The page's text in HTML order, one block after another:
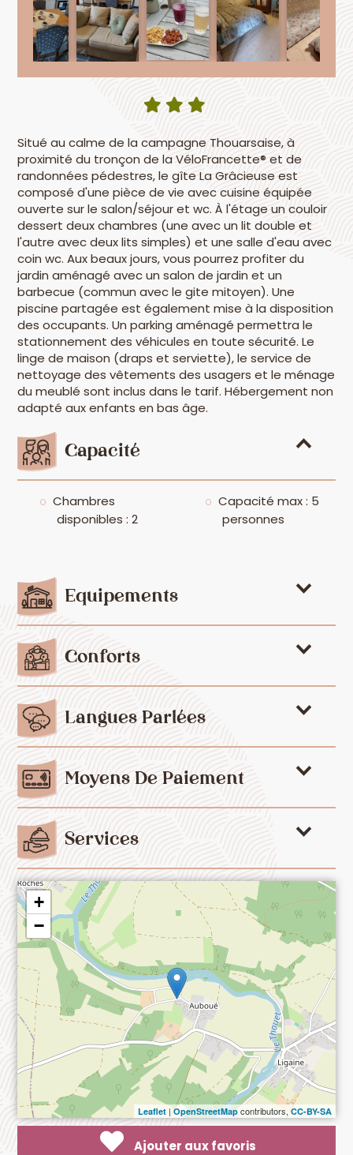
Situé au calme de la campagne Thouarsaise, à
proximité du tronçon de la VéloFrancette® et de
randonnées pédestres, le gîte La Grâcieuse est
composé d'une pièce de vie avec cuisine équipée
ouverte sur le salon/séjour et wc. À l'étage un couloir
dessert deux chambres (une avec un lit double et
l'autre avec deux lits simples) et une salle d'eau avec
coin wc. Aux beaux jours, vous pourrez profiter du
jardin aménagé avec un salon de jardin et un
barbecue (commun avec le gite mitoyen). Une
piscine partagée est également mise à la disposition
des occupants. Un parking aménagé permettra le
stationnement des véhicules en toute sécurité. Le
linge de maison (draps et serviette), le service de
nettoyage des vêtements des usagers et le ménage
du meublé sont inclus dans le tarif. Hébergement non
adapté aux enfants en bas âge.
Capacité
Chambres
disponibles : 2
Capacité max : 5
personnes
Equipements
Conforts
Langues Parlées
Moyens De Paiement
Services
+
−
Leaflet |OpenStreetMapcontributors,CC-BY-SA
Ajouter aux favoris